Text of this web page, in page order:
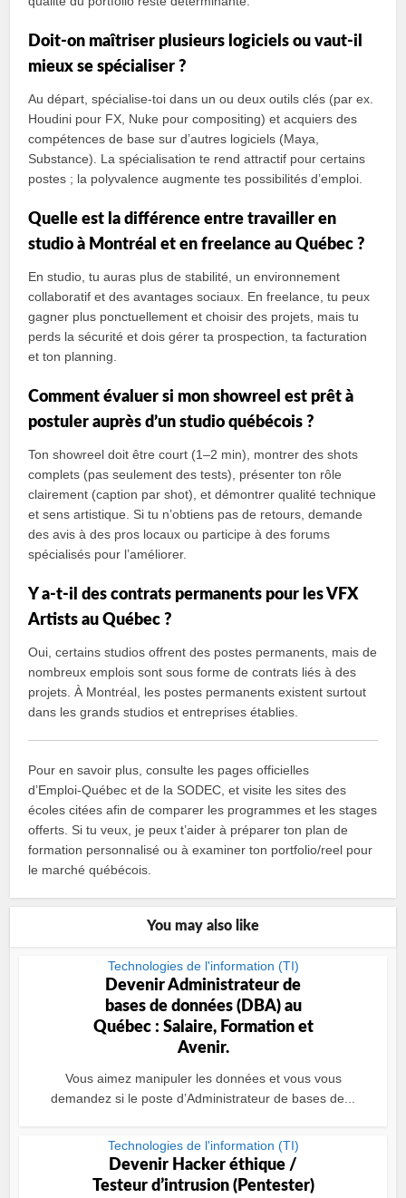
Doit‑on maîtriser plusieurs logiciels ou vaut‑il
mieux se spécialiser ?
Au départ, spécialise‑toi dans un ou deux outils clés (par ex.
Houdini pour FX, Nuke pour compositing) et acquiers des
compétences de base sur d’autres logiciels (Maya,
Substance). La spécialisation te rend attractif pour certains
postes ; la polyvalence augmente tes possibilités d’emploi.
Quelle est la différence entre travailler en
studio à Montréal et en freelance au Québec ?
En studio, tu auras plus de stabilité, un environnement
collaboratif et des avantages sociaux. En freelance, tu peux
gagner plus ponctuellement et choisir des projets, mais tu
perds la sécurité et dois gérer ta prospection, ta facturation
et ton planning.
Comment évaluer si mon showreel est prêt à
postuler auprès d’un studio québécois ?
Ton showreel doit être court (1–2 min), montrer des shots
complets (pas seulement des tests), présenter ton rôle
clairement (caption par shot), et démontrer qualité technique
et sens artistique. Si tu n’obtiens pas de retours, demande
des avis à des pros locaux ou participe à des forums
spécialisés pour l’améliorer.
Y a‑t‑il des contrats permanents pour les VFX
Artists au Québec ?
Oui, certains studios offrent des postes permanents, mais de
nombreux emplois sont sous forme de contrats liés à des
projets. À Montréal, les postes permanents existent surtout
dans les grands studios et entreprises établies.
Pour en savoir plus, consulte les pages officielles
d’Emploi‑Québec et de la SODEC, et visite les sites des
écoles citées afin de comparer les programmes et les stages
offerts. Si tu veux, je peux t’aider à préparer ton plan de
formation personnalisé ou à examiner ton portfolio/reel pour
le marché québécois.
You may also like
Technologies de l'information (TI)
Devenir Administrateur de
bases de données (DBA) au
Québec : Salaire, Formation et
Avenir.
Vous aimez manipuler les données et vous vous
demandez si le poste d’Administrateur de bases de...
Technologies de l'information (TI)
Devenir Hacker éthique /
Testeur dʼintrusion (Pentester)